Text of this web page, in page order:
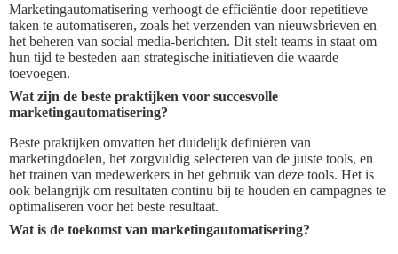
Marketingautomatisering verhoogt de efficiëntie door repetitieve
taken te automatiseren, zoals het verzenden van nieuwsbrieven en
het beheren van social media-berichten. Dit stelt teams in staat om
hun tijd te besteden aan strategische initiatieven die waarde
toevoegen.
Wat zijn de beste praktijken voor succesvolle
marketingautomatisering?
Beste praktijken omvatten het duidelijk definiëren van
marketingdoelen, het zorgvuldig selecteren van de juiste tools, en
het trainen van medewerkers in het gebruik van deze tools. Het is
ook belangrijk om resultaten continu bij te houden en campagnes te
optimaliseren voor het beste resultaat.
Wat is de toekomst van marketingautomatisering?